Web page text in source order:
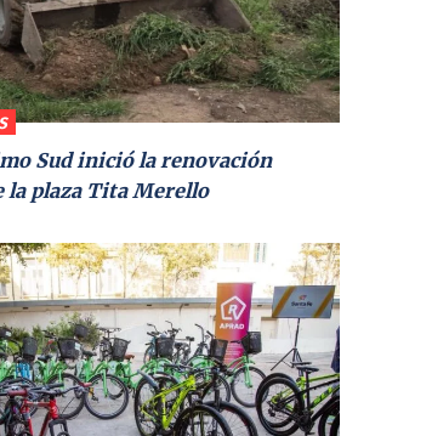
Sud inició la renovación
la plaza Tita Merello